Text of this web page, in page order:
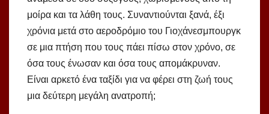
μοίρα και τα λάθη τους. Συναντιούνται ξανά, έξι
χρόνια μετά στο αεροδρόμιο του Γιοχάνεσμπουργκ
σε μια πτήση που τους πάει πίσω στον χρόνο, σε
όσα τους ένωσαν και όσα τους απομάκρυναν.
Είναι αρκετό ένα ταξίδι για να φέρει στη ζωή τους
μια δεύτερη μεγάλη ανατροπή;